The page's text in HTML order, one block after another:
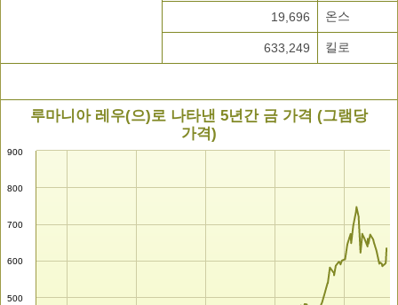
19,696 온스
633,249 킬로
루마니아 레우(으)로 나타낸 5년간 금 가격 (그램당
가격)
500
600
700
800
900